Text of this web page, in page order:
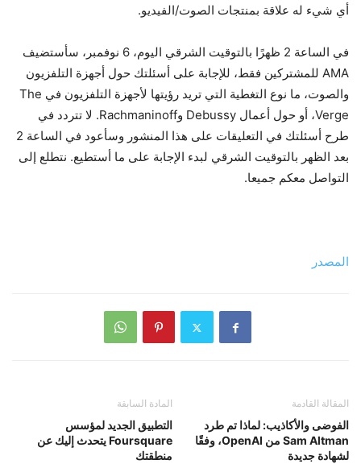
أي شيء له علاقة بمنتجات الصوت/الفيديو.
في الساعة 2 ظهرًا بالتوقيت الشرقي اليوم، 6 نوفمبر، سأستضيف
AMA للمشتركين فقط، للإجابة على أسئلتك حول أجهزة التلفزيون
والصوت، ما نوع التغطية التي تريد رؤيتها لأجهزة التلفزيون في The
Verge، أو حول أعمال Debussy وRachmaninoff. لا تتردد في
طرح أسئلتك في التعليقات على هذا المنشور وسأعود في الساعة 2
بعد الظهر بالتوقيت الشرقي لبدء الإجابة على ما أستطيع. نتطلع إلى
التواصل معكم جميعا.
المصدر
المادة السابقة
التطبيق الجديد لمؤسس
Foursquare يتحدث إليك عن
منطقتك
المقالة القادمة
الفوضى والأكاذيب: لماذا تم طرد
Sam Altman من OpenAI، وفقًا
لشهادة جديدة